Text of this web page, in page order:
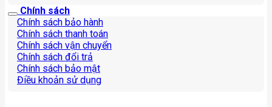
Chính sách
Chính sách bảo hành
Chính sách thanh toán
Chính sách vận chuyển
Chính sách đổi trả
Chính sách bảo mật
Điều khoản sử dụng